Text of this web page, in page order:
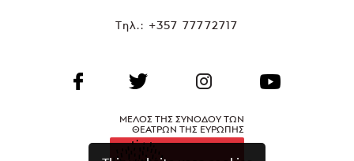
Τηλ.: +357 77772717
ΜΕΛΟΣ ΤΗΣ ΣΥΝΟΔΟΥ ΤΩΝ
ΘΕΑΤΡΩΝ ΤΗΣ ΕΥΡΩΠΗΣ